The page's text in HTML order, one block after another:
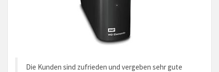
Die Kunden sind zufrieden und vergeben sehr gute